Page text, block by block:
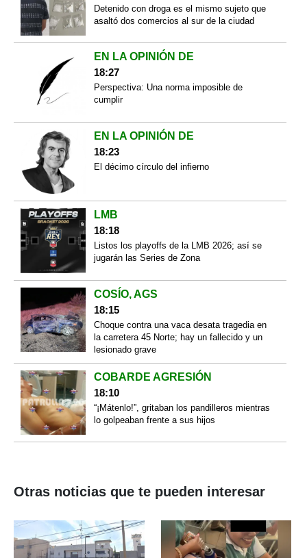
Detenido con droga es el mismo sujeto que
asaltó dos comercios al sur de la ciudad
EN LA OPINIÓN DE
18:27
Perspectiva: Una norma imposible de
cumplir
EN LA OPINIÓN DE
18:23
El décimo círculo del infierno
LMB
18:18
Listos los playoffs de la LMB 2026; así se
jugarán las Series de Zona
COSÍO, AGS
18:15
Choque contra una vaca desata tragedia en
la carretera 45 Norte; hay un fallecido y un
lesionado grave
COBARDE AGRESIÓN
18:10
“¡Mátenlo!”, gritaban los pandilleros mientras
lo golpeaban frente a sus hijos
Otras noticias que te pueden interesar